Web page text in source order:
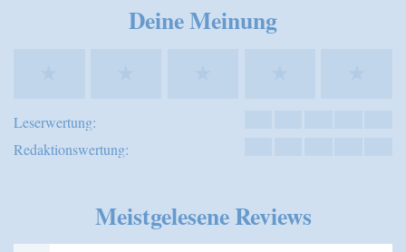
Deine Meinung
Leserwertung:
Redaktionswertung:
Meistgelesene Reviews